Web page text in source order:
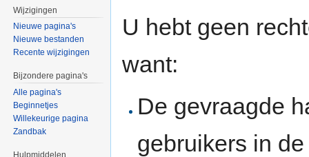
U hebt geen
want:
De gevraagde
gebruikers in
Wijzigingen
Nieuwe pagina's
Nieuwe bestanden
Recente wijzigingen
Bijzondere pagina's
Alle pagina's
Beginnetjes
Willekeurige pagina
Zandbak
Hulpmiddelen